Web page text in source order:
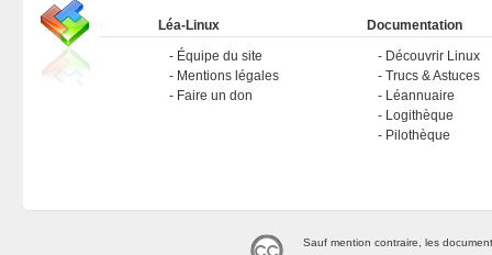
Léa-Linux
Équipe du site
Mentions légales
Faire un don
Documentation
Découvrir Linux
Trucs & Astuces
Léannuaire
Logithèque
Pilothèque
Sauf mention contraire, les